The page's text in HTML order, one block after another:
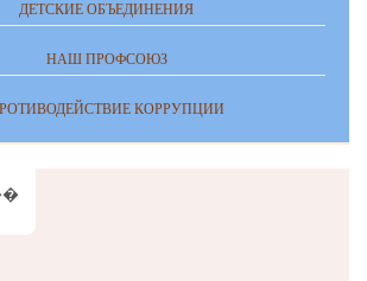
ДЕТСКИЕ ОБЪЕДИНЕНИЯ
НАШ ПРОФСОЮЗ
КОРРУПЦИИ